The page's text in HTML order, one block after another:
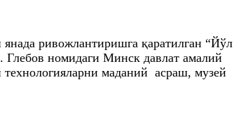
ривожлантиришга қаратилган “Йўл
номидаги Минск давлат амалий
маданий асраш, музей